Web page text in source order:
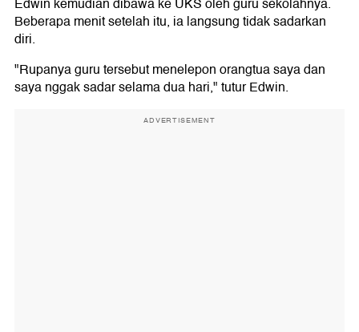
Edwin kemudian dibawa ke UKS oleh guru sekolahnya.
Beberapa menit setelah itu, ia langsung tidak sadarkan
diri.
"Rupanya guru tersebut menelepon orangtua saya dan
saya nggak sadar selama dua hari," tutur Edwin.
ADVERTISEMENT